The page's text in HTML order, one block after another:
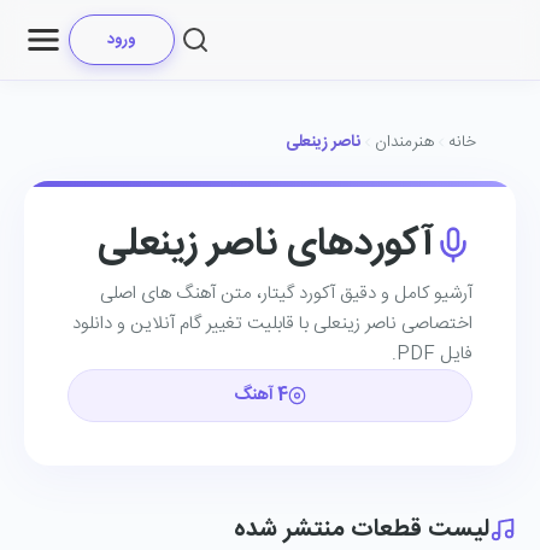
ورود
خانه هنرمندان ناصر زینعلی
آکوردهای ناصر زینعلی
آرشیو کامل و دقیق آکورد گیتار، متن آهنگ ‌های اصلی
اختصاصی ناصر زینعلی با قابلیت تغییر گام آنلاین و دانلود
فایل PDF.
4 آهنگ
لیست قطعات منتشر شده